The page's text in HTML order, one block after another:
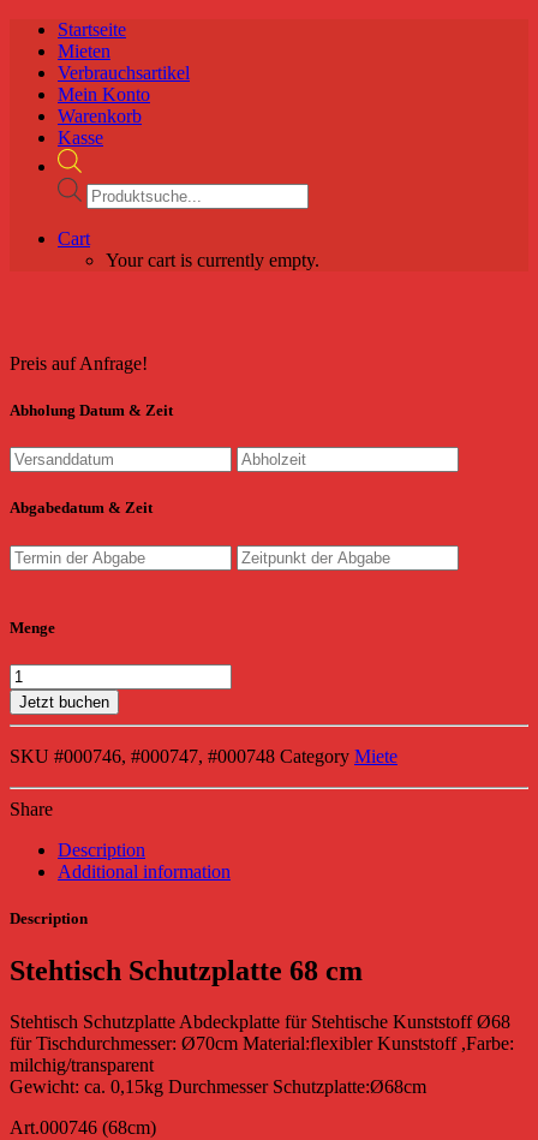
Startseite
Mieten
Verbrauchsartikel
Mein Konto
Warenkorb
Kasse
Products
search
Cart
Your cart is currently empty.
Preis auf Anfrage!
Abholung Datum & Zeit
Abgabedatum & Zeit
Menge
Jetzt buchen
SKU #000746, #000747, #000748 Category Miete
Share
Description
Additional information
Description
Stehtisch Schutzplatte 68 cm
Stehtisch Schutzplatte Abdeckplatte für Stehtische Kunststoff Ø68
für Tischdurchmesser: Ø70cm Material:flexibler Kunststoff ,Farbe:
milchig/transparent
Gewicht: ca. 0,15kg Durchmesser Schutzplatte:Ø68cm
Art.000746 (68cm)